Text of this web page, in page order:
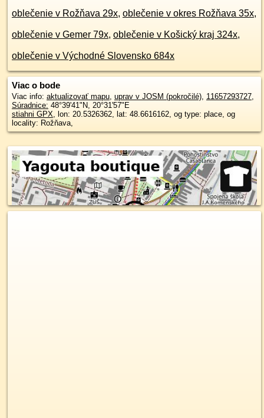
oblečenie v Rožňava 29x, oblečenie v okres Rožňava 35x,
oblečenie v Gemer 79x, oblečenie v Košický kraj 324x,
oblečenie v Východné Slovensko 684x
Viac o bode
Viac info: aktualizovať mapu uprav v JOSM (pokročilé) 11657293727
Súradnice: 48°39'41"N
20°31'57"E
stiahni GPX , lon: 20.5326362, lat: 48.6616162, og type: place, og
locality: Rožňava,